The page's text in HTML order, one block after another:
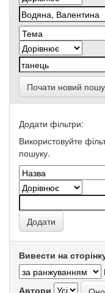
Почати новий
Додати фільтри:
Використовуйте
пошуку.
Вивести на
Автори